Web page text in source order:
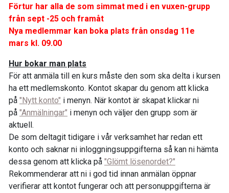
Förtur har alla de som simmat med i en vuxen-grupp
från sept -25 och framåt
Nya medlemmar kan boka plats från onsdag 11e
mars kl. 09.00
Hur bokar man plats
För att anmäla till en kurs måste den som ska delta i kursen
ha ett medlemskonto. Kontot skapar du genom att klicka
på "Nytt konto" i menyn. När kontot är skapat klickar ni
på "Anmälningar" i menyn och väljer den grupp som är
aktuell.
De som deltagit tidigare i vår verksamhet har redan ett
konto och saknar ni inloggningsuppgifterna så kan ni hämta
dessa genom att klicka på "Glömt lösenordet?"
Rekommenderar att ni i god tid innan anmälan öppnar
verifierar att kontot fungerar och att personuppgifterna är